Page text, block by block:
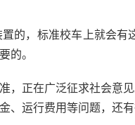
，标准校车上就会有
的。
正在广泛征求社会意见
、运行费用等问题，还有